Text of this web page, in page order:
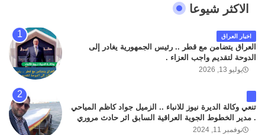
الاكثر شيوعا
اخبار العراق
العراق يتضامن مع قطر .. رئيس الجمهورية يغادر إلى
الدوحة لتقديم واجب العزاء .
يوليو 13, 2026
تنعي وكالة الديرة نيوز للانباء .. الزميل جواد كاظم المياحي
. مدير الخطوط الجوية العراقية السابق اثر حادث مروري
داخل مطار البصرة الدولي اليوم الاثنين على الطريق
نوفمبر 11, 2024